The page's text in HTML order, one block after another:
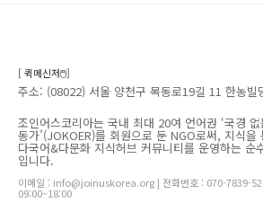
[ 퀵메신저🖱️]
주소: (08022) 서울 양천구 목동로19길 11 한농빌
조인어스코리아는 국내 최대 20여 언어권 ‘국경
동가’(JOKOER)를 회원으로 둔 NGO로써, 지식을
다국어&다문화 지식허브 커뮤니티를 운영하는 순
입니다.
이메일 : info@joinuskorea.org | 전화번호 : 070-7839-
09:00~18:00